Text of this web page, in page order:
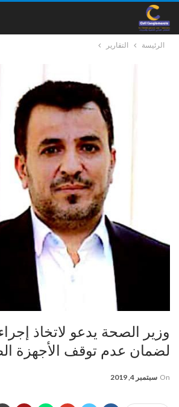
الرئيسة التقارير
وزير الصحة يدعو لاتخاذ
لضمان عدم توقف الأجهزة
On سبتمبر 4, 2019